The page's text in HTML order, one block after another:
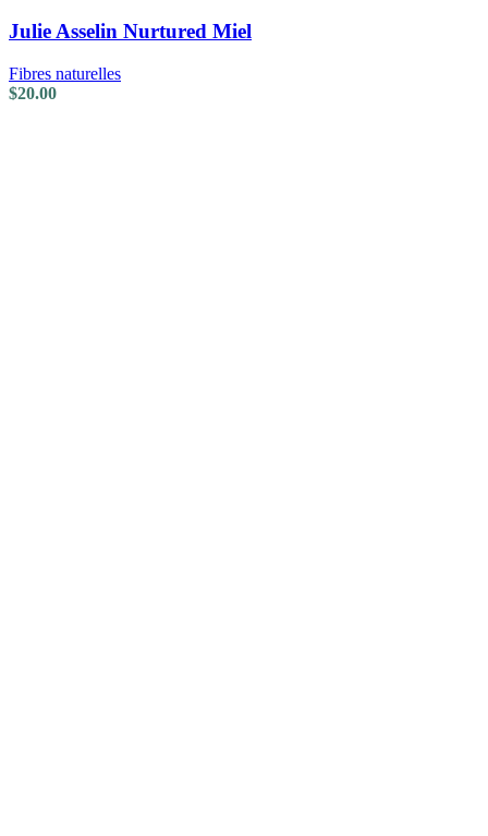
Julie Asselin Nurtured Miel
Fibres naturelles
$20.00